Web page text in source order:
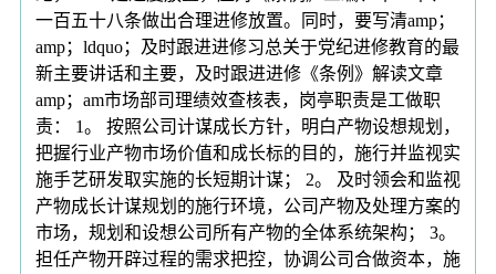
一百五十八条做出合理进修放置。同时，要写清amp；
amp；ldquo；及时跟进进修习总关于党纪进修教育的最
新主要讲话和主要，及时跟进进修《条例》解读文章
amp；am市场部司理绩效查核表，岗亭职责是工做职
责： 1。 按照公司计谋成长方针，明白产物设想规划，
把握行业产物市场价值和成长标的目的，施行并监视实
施手艺研发取实施的长短期计谋； 2。 及时领会和监视
产物成长计谋规划的施行环境，公司产物及处理方案的
市场，规划和设想公司所有产物的全体系统架构； 3。
担任产物开辟过程的需求把控，协调公司合做资本，施